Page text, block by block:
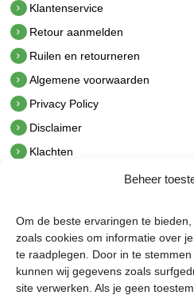
Beheer
Om de beste ervaringen te
zoals cookies om informatie over
te raadplegen. Door in te
kunnen wij gegevens zoals
site verwerken. Als je geen
Klantenservice
Retour aanmelden
Ruilen en retourneren
Algemene voorwaarden
Privacy Policy
Disclaimer
Klachten
hetindustriehuis B.V.
De Hoek 1 1601 MR Enkhuizen
t.0228 53 00 40
e.info@hetindustriehuis.com
KVK 51483904